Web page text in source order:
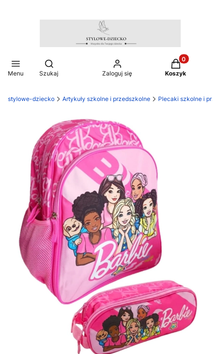
Menu
Otwórz wyszukiwarkę
Szukaj Zaloguj się
Produkty w
Koszyk
stylowe-dziecko Artykuły szkolne i przedszkolne Plecaki szkolne i